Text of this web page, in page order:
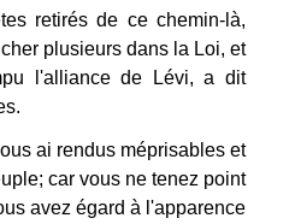
retirés de ce chemin-là,
plusieurs dans la Loi, et
l'alliance de Lévi, a dit
ai rendus méprisables et
car vous ne tenez point
avez égard à l'apparence